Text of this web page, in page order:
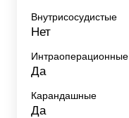
Внутрисосудистые
Нет
Интраоперационные
Да
Карандашные
Да